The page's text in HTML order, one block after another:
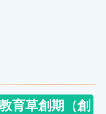
育草創期（創